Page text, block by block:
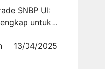
SNBP UI:
untuk
13/04/2025